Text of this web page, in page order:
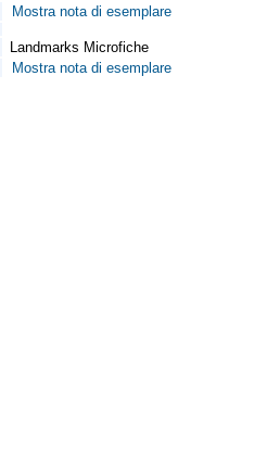
Mostra nota di esemplare
Landmarks Microfiche
Mostra nota di esemplare